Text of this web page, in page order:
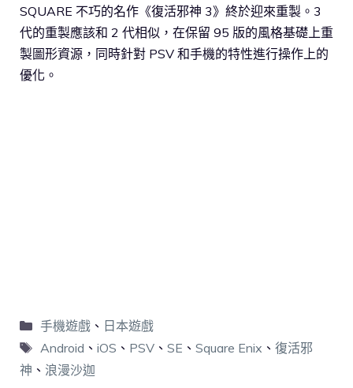
SQUARE 不巧的名作《復活邪神 3》終於迎來重製。3
代的重製應該和 2 代相似，在保留 95 版的風格基礎上重
製圖形資源，同時針對 PSV 和手機的特性進行操作上的
優化。
手機遊戲、 日本遊戲
Android 、 iOS 、 PSV、 SE 、 Square Enix 、 復活邪
神 、 浪漫沙迦